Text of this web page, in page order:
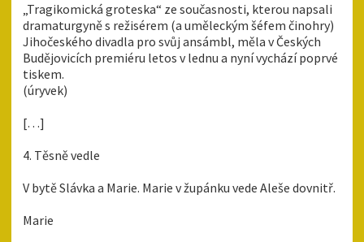
„Tragikomická groteska“ ze současnosti, kterou napsali
dramaturgyně s režisérem (a uměleckým šéfem činohry)
Jihočeského divadla pro svůj ansámbl, měla v Českých
Budějovicích premiéru letos v lednu a nyní vychází poprvé
tiskem.
(úryvek)
[…]
4. Těsně vedle
V bytě Slávka a Marie. Marie v župánku vede Aleše dovnitř.
Marie